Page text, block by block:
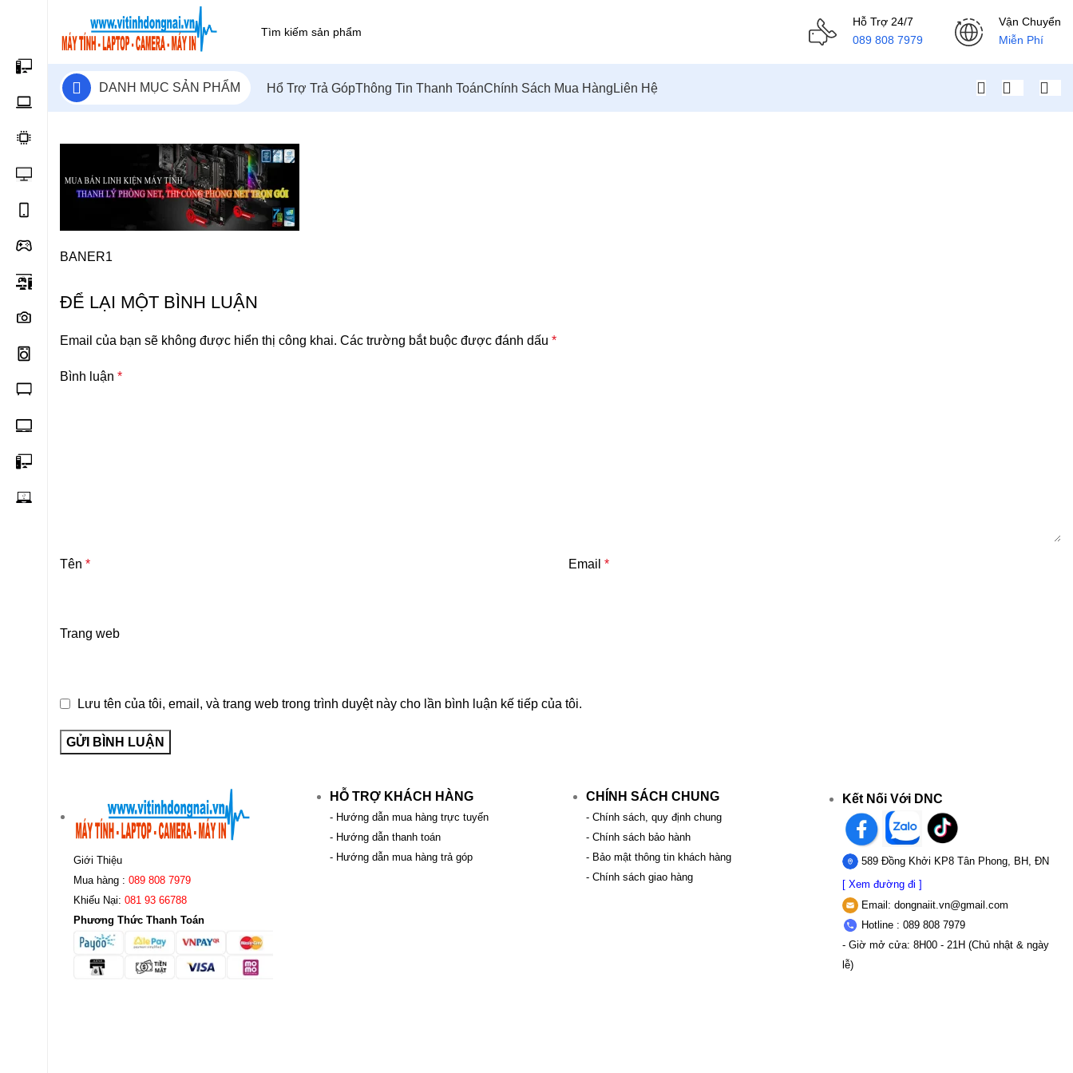
Hỗ Trợ 24/7
089 808 7979
Vận Chuyển
Miễn Phí
DANH MỤC SẢN PHẨM Hổ Trợ Trả GópThông Tin Thanh ToánChính Sách Mua Hàng Liên Hệ
BANER1
ĐỂ LẠI MỘT BÌNH LUẬN
Email của bạn sẽ không được hiển thị công khai. Các trường bắt buộc được đánh dấu *
Bình luận *
Tên * Email *
Trang web
Lưu tên của tôi, email, và trang web trong trình duyệt này cho lần bình luận kế tiếp của tôi.
Giới Thiệu
Mua hàng : 089 808 7979
Khiếu Nại: 081 93 66788
Phương Thức Thanh Toán
HỖ TRỢ KHÁCH HÀNG
- Hướng dẫn mua hàng trực tuyến
- Hướng dẫn thanh toán
- Hướng dẫn mua hàng trả góp
CHÍNH SÁCH CHUNG
- Chính sách, quy định chung
- Chính sách bảo hành
- Bảo mật thông tin khách hàng
- Chính sách giao hàng
Kết Nối Với DNC
589 Đồng Khởi KP8 Tân Phong, BH, ĐN
[ Xem đường đi ]
Email: dongnaiit.vn@gmail.com
Hotline : 089 808 7979
- Giờ mở cửa: 8H00 - 21H (Chủ nhật & ngày
lễ)